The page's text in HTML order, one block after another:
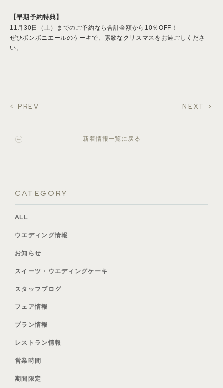
【早期予約特典】
11月30日（土）までのご予約なら合計金額から10％OFF！
ぜひボンボニエールのケーキで、素敵なクリスマスをお過ごしくださ
い。
< PREV NEXT >
新着情報一覧に戻る
CATEGORY
ALL
ウエディング情報
お知らせ
スイーツ・ウエディングケーキ
スタッフブログ
フェア情報
プラン情報
レストラン情報
営業時間
期間限定